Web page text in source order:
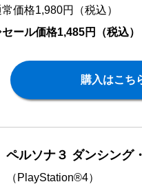
価格1,980円（税込）
ール価格1,485円（税込）
購入はこち
ペルソナ３ ダンシング
（PlayStation®4）